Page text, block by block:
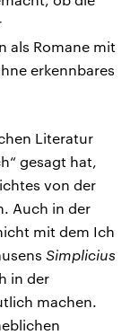
als Romane mit
erkennbares
Literatur
gesagt hat,
von der
Auch in der
mit dem Ich
Simplicius
in der
machen.